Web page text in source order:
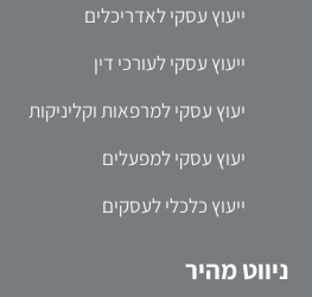
ניווט מהיר
ייעוץ עסקי לאדריכלים
ייעוץ עסקי לעורכי דין
יעוץ עסקי למרפאות וקליניקות
יעוץ עסקי למפעלים
ייעוץ כלכלי לעסקים